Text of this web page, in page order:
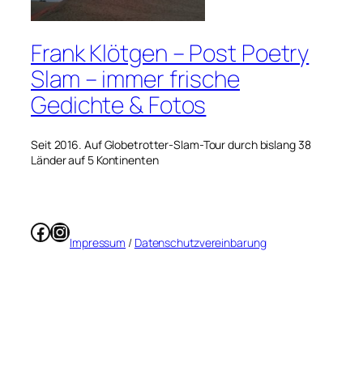
Frank Klötgen – Post Poetry
Slam – immer frische
Gedichte & Fotos
Seit 2016. Auf Globetrotter-Slam-Tour durch bislang 38
Länder auf 5 Kontinenten
Facebook
Instagram
Impressum / Datenschutzvereinbarung